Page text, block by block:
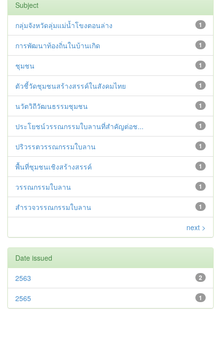
Subject
1
กลุ่มจังหวัดลุ่มแม่น้ำโขงตอนล่าง
1
การพัฒนาท้องถิ่นในบ้านเกิด
1
ชุมชน
1
ตัวชี้วัดชุมชนสร้างสรรค์ในสังคมไทย
1
นวัตวิถีวัฒนธรรมชุมชน
1
ประโยชน์วรรณกรรมใบลานที่สำคัญต่อช...
1
ปริวรรตวรรณกรรมใบลาน
1
พื้นที่ชุมชนเชิงสร้างสรรค์
1
วรรณกรรมใบลาน
1
สำรวจวรรณกรรมใบลาน
next >
Date issued
2
2563
1
2565